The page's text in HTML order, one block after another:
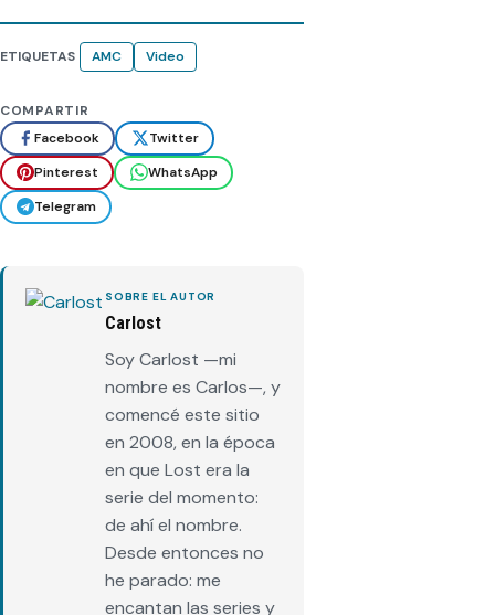
ETIQUETAS AMC Video
COMPARTIR
Facebook
Twitter
Pinterest
WhatsApp
Telegram
SOBRE EL AUTOR
Carlost
Soy Carlost —mi
nombre es Carlos—, y
comencé este sitio
en 2008, en la época
en que Lost era la
serie del momento:
de ahí el nombre.
Desde entonces no
he parado: me
encantan las series y